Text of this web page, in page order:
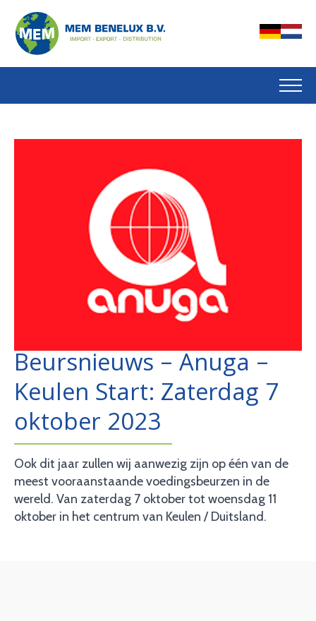
Beursnieuws – Anuga –
Keulen Start: Zaterdag 7
oktober 2023
Ook dit jaar zullen wij aanwezig zijn op één van de
meest vooraanstaande voedingsbeurzen in de
wereld. Van zaterdag 7 oktober tot woensdag 11
oktober in het centrum van Keulen / Duitsland.